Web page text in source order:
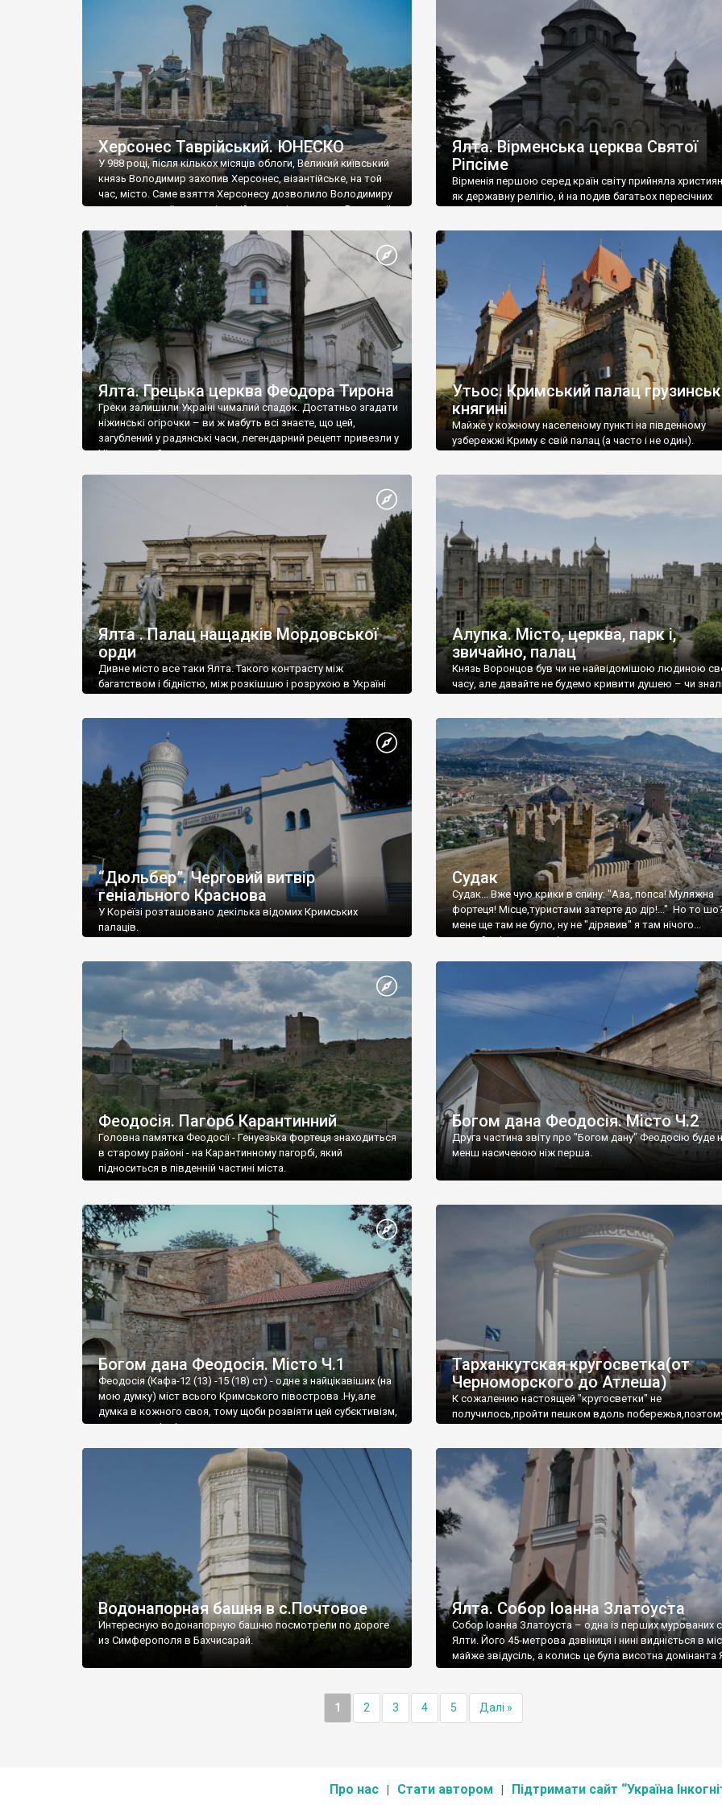
візантійської доби. Раритети викрадені з фондів об’єкту
культурної спадщини ЮНЕСКО «Херсонеса Таврійського».
Офіційно – на виставку «Золото Візантії», але експерти та
влада в Україні вважають це лише […]
називаються «повстяками» (postaki)…” “Вино. Крим
виробляє відмінне вино і його вдосталь: воно все
легке біле і дуже […]
Херсонес Таврійський. ЮНЕСКО
У 988 році, після кількох місяців облоги, Великий київський
князь Володимир захопив Херсонес, візантійське, на той
час, місто. Саме взяття Херсонесу дозволило Володимиру
диктувати свої умови візантійському імператору Василю ІІ,
Херсонесі Володимир-язичник, став Василем-
християнином. А потім було Хрещення Русі. На честь
Херсонесу Таврійського названо місто […]
Ялта. Вірменська церква Святої
Ріпсіме
Вірменія першою серед країн світу прийняла
як державну релігію, й на подив багатьох пересічних
Ялта. Грецька церква Феодора Тирона
Греки залишили Україні чималий спадок. Достатньо згадати
ніжинські огірочки – ви ж мабуть всі знаєте, що цей,
загублений у радянські часи, легендарний рецепт привезли у
Ніжин греки?
Утьос. Кримський палац
княгині
Майже у кожному населеному пункті на південному
узбережжі Криму є свій палац (а часто і не один).
Ялта . Палац нащадків Мордовської
орди
Дивне місто все таки Ялта. Такого контрасту між
багатством і бідністю, між розкішшю і розрухою в Україні
Алупка. Місто, церква, парк і,
звичайно, палац
Князь Воронцов був чи не найвідомішою людиною
часу, але давайте не будемо кривити душею – чи
“Дюльбер”. Черговий витвір
геніального Краснова
У Кореїзі розташовано декілька відомих Кримських
палаців.
Судак
Судак... Вже чую крики в спину: "Ааа, попса! Муляжна
фортеця! Місце,туристами затерте до дір!..." Но то
мене ще там не було, ну не "дірявив" я там нічого...
принаймні до цього літа.
Феодосія. Пагорб Карантинний
Головна памятка Феодосії - Генуезька фортеця знаходиться
в старому районі - на Карантинному пагорбі, який
підноситься в південній частині міста.
Богом дана Феодосія. Місто Ч.2
Друга частина звіту про "Богом дану" Феодосію буде
менш насиченою ніж перша.
Богом дана Феодосія. Місто Ч.1
Феодосія (Кафа-12 (13) -15 (18) ст) - одне з найцікавіших (на
мою думку) міст всього Кримського півострова .Ну,але
думка в кожного своя, тому щоби розвіяти цей субєктивізм,
запрошую відвідати це
Тарханкутская кругосветка(от
Черноморского до Атлеша)
К сожалению настоящей "кругосветки" не
получилось,пройти пешком вдоль
Водонапорная башня в с.Почтовое
Интересную водонапорную башню посмотрели по дороге
из Симферополя в Бахчисарай.
Ялта. Собор Іоанна Златоуста
Собор Іоанна Златоуста – одна із перших мурованих
Ялти. Його 45-метрова дзвіниця і нині видніється в
майже звідусіль, а колись це була висотна домінанта
1 2 3 4 5 Далі »
Про нас Стати автором Підтримати сайт “Україна